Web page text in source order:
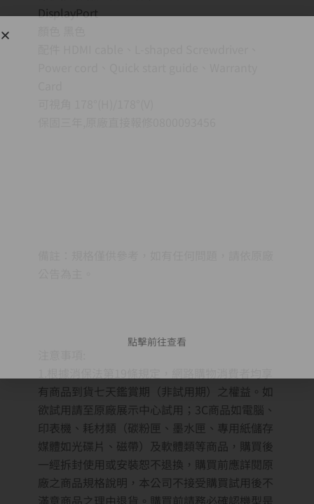
DisplayPort
有商品到貨七天鑑賞期（非試用期）之權益。如
欲試用請至原廠展示中心試用；3C商品如電腦、
印表機、耗材類（碳粉匣、墨水匣、專用紙儲存
媒體如光碟片、磁帶）及軟體類等商品，購買後
一經拆封使用或安裝恕不退換，購買前應詳閱原
廠之商品規格說明，本公司不接受購買試用後不
滿意商品之理由退貨。購買前請務必確認機型是
點擊前往查看